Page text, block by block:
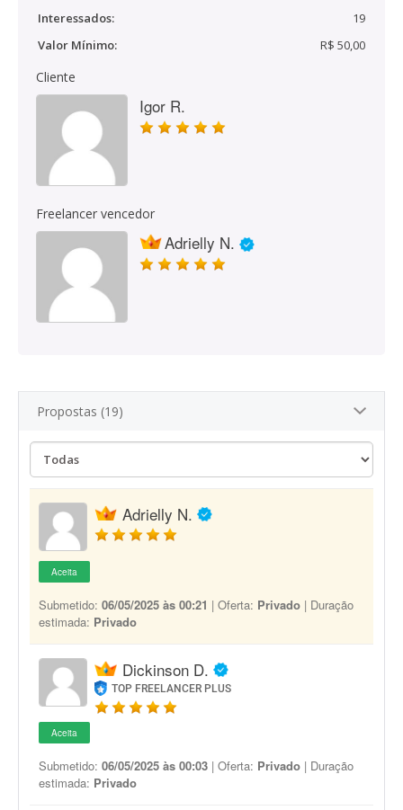
Interessados:
19
Valor Mínimo:
R$ 50,00
Cliente
Igor R.
Freelancer vencedor
Adrielly N.
Propostas (19)
Adrielly N.
Aceita
Submetido: 06/05/2025 às 00:21 | Oferta: Privado | Duração
estimada: Privado
Dickinson D.
TOP FREELANCER PLUS
Aceita
Submetido: 06/05/2025 às 00:03 | Oferta: Privado | Duração
estimada: Privado